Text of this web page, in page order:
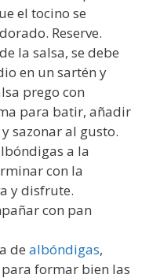
el tocino se
Reserve.
la salsa, se debe
en un sartén y
prego con
para batir, añadir
sazonar al gusto.
a la
con la
y disfrute.
con pan
de albóndigas,
formar bien las